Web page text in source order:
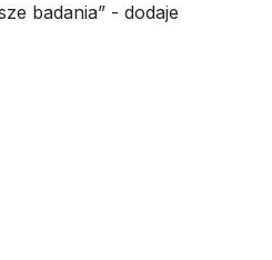
badania” - dodaje